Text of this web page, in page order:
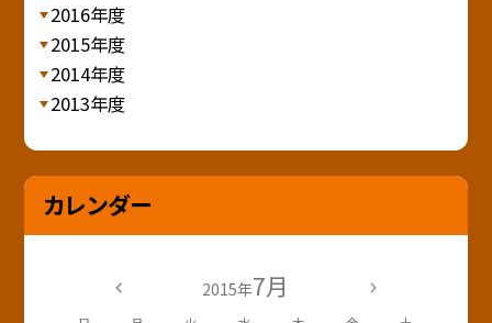
2016年度
2015年度
2014年度
2013年度
カレンダー
2015年7月